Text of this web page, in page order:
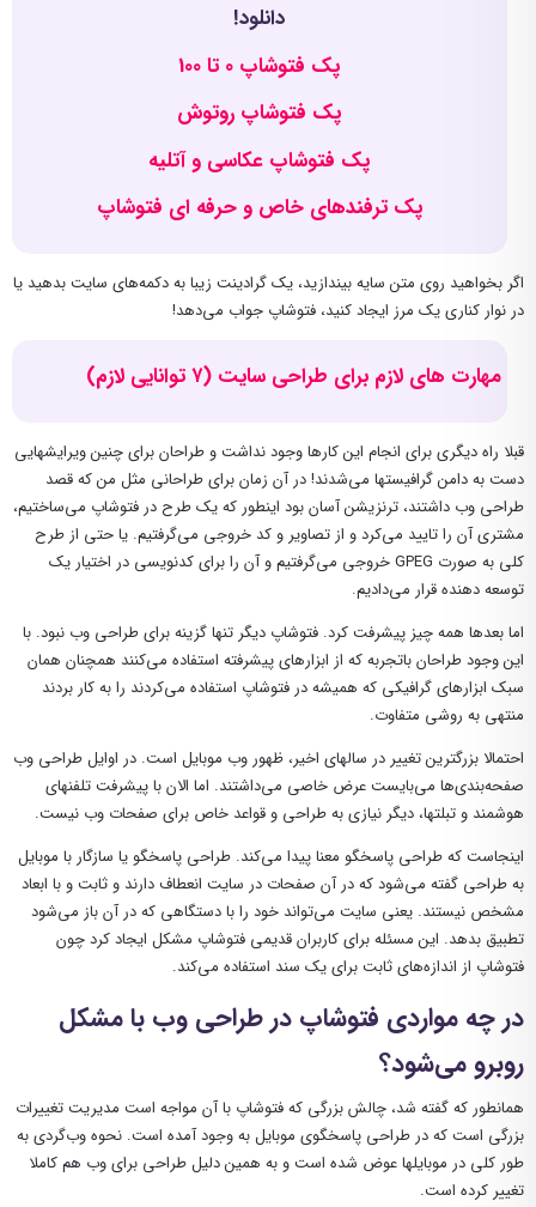
دانلود!
پک فتوشاپ 0 تا 100
پک فتوشاپ روتوش
پک فتوشاپ عکاسی و آتلیه
پک ترفندهای خاص و حرفه ای فتوشاپ
اگر بخواهید روی متن سایه بیندازید، یک گرادینت زیبا به دکمه‌های سایت بدهید یا
در نوار کناری یک مرز ایجاد کنید، فتوشاپ جواب می‌دهد‍!
مهارت های لازم برای طراحی سایت (۷ توانایی لازم)
قبلا راه دیگری برای انجام این کارها وجود نداشت و طراحان برای چنین ویرایشهایی
دست به دامن گرافیستها می‌شدند! در آن زمان برای طراحانی مثل من که قصد
طراحی وب داشتند، ترنزیشن آسان بود اینطور که یک طرح در فتوشاپ می‌ساختیم،
مشتری آن را تایید می‌کرد و از تصاویر و کد خروجی می‌گرفتیم. یا حتی از طرح
کلی به صورت GPEG خروجی می‌گرفتیم و آن را برای کدنویسی در اختیار یک
توسعه دهنده قرار می‌دادیم.
اما بعدها همه چیز پیشرفت کرد. فتوشاپ دیگر تنها گزینه برای طراحی وب نبود. با
این وجود طراحان باتجربه که از ابزارهای پیشرفته استفاده می‌کنند همچنان همان
سبک ابزارهای گرافیکی که همیشه در فتوشاپ استفاده می‌کردند را به کار بردند
منتهی به روشی متفاوت.
احتمالا بزرگترین تغییر در سالهای اخیر، ظهور وب موبایل است. در اوایل طراحی وب
صفحه‌بندی‌ها می‌بایست عرض خاصی می‌داشتند. اما الان با پیشرفت تلفنهای
هوشمند و تبلتها، دیگر نیازی به طراحی و قواعد خاص برای صفحات وب نیست.
اینجاست که طراحی پاسخگو معنا پیدا می‌کند. طراحی پاسخگو یا سازگار با موبایل
به طراحی گفته می‌شود که در آن صفحات در سایت انعطاف دارند و ثابت و با ابعاد
مشخص نیستند. یعنی سایت می‌تواند خود را با دستگاهی که در آن باز می‌شود
تطبیق بدهد. این مسئله برای کاربران قدیمی فتوشاپ مشکل ایجاد کرد چون
فتوشاپ از اندازه‌های ثابت برای یک سند استفاده می‌کند.
در چه مواردی فتوشاپ در طراحی وب با مشکل
روبرو می‌شود؟
همانطور که گفته شد، چالش بزرگی که فتوشاپ با آن مواجه است مدیریت تغییرات
بزرگی است که در طراحی پاسخگوی موبایل به وجود آمده است. نحوه وب‌گردی به
طور کلی در موبایلها عوض شده است و به همین دلیل طراحی برای وب هم کاملا
تغییر کرده است.